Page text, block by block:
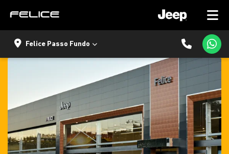
Felice Passo Fundo